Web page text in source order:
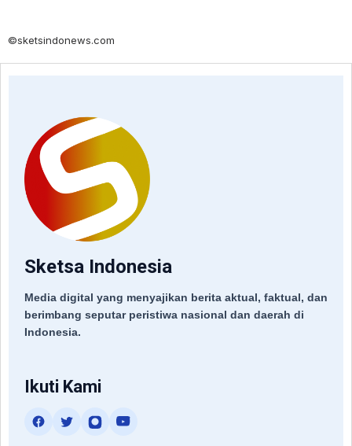
©sketsindonews.com
Sketsa Indonesia
Media digital yang menyajikan berita aktual, faktual, dan
berimbang seputar peristiwa nasional dan daerah di
Indonesia.
Ikuti Kami